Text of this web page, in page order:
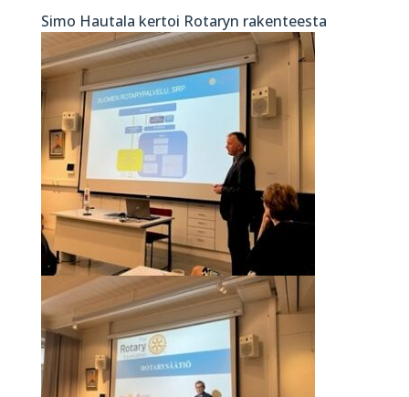
Simo Hautala kertoi Rotaryn rakenteesta